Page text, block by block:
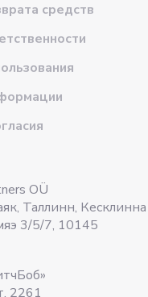
средств
OÜ
Таллинн,
3/5/7, 10145
2261